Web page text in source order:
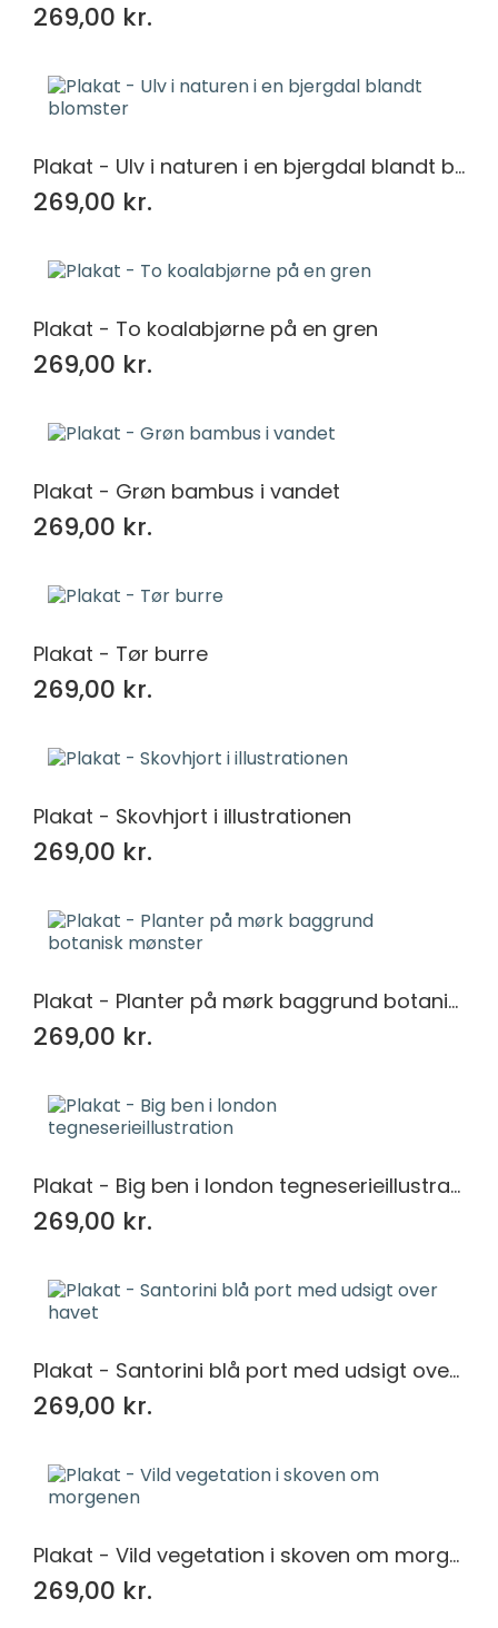
269,00 kr.
Plakat - Ulv i naturen i en bjergdal blandt blomster
269,00 kr.
Plakat - To koalabjørne på en gren
269,00 kr.
Plakat - Grøn bambus i vandet
269,00 kr.
Plakat - Tør burre
269,00 kr.
Plakat - Skovhjort i illustrationen
269,00 kr.
Plakat - Planter på mørk baggrund botanisk mønster
269,00 kr.
Plakat - Big ben i london tegneserieillustration
269,00 kr.
Plakat - Santorini blå port med udsigt over havet
269,00 kr.
Plakat - Vild vegetation i skoven om morgenen
269,00 kr.